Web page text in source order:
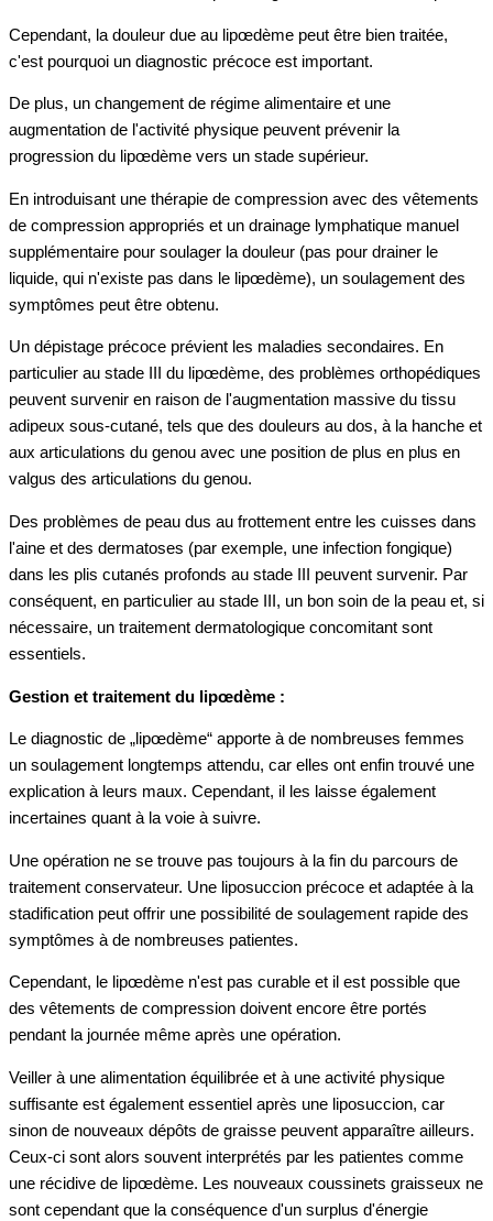
Cependant, la douleur due au lipœdème peut être bien traitée,
c'est pourquoi un diagnostic précoce est important.
De plus, un changement de régime alimentaire et une
augmentation de l'activité physique peuvent prévenir la
progression du lipœdème vers un stade supérieur.
En introduisant une thérapie de compression avec des vêtements
de compression appropriés et un drainage lymphatique manuel
supplémentaire pour soulager la douleur (pas pour drainer le
liquide, qui n'existe pas dans le lipœdème), un soulagement des
symptômes peut être obtenu.
Un dépistage précoce prévient les maladies secondaires. En
particulier au stade III du lipœdème, des problèmes orthopédiques
peuvent survenir en raison de l'augmentation massive du tissu
adipeux sous-cutané, tels que des douleurs au dos, à la hanche et
aux articulations du genou avec une position de plus en plus en
valgus des articulations du genou.
Des problèmes de peau dus au frottement entre les cuisses dans
l'aine et des dermatoses (par exemple, une infection fongique)
dans les plis cutanés profonds au stade III peuvent survenir. Par
conséquent, en particulier au stade III, un bon soin de la peau et, si
nécessaire, un traitement dermatologique concomitant sont
essentiels.
Gestion et traitement du lipœdème :
Le diagnostic de „lipœdème“ apporte à de nombreuses femmes
un soulagement longtemps attendu, car elles ont enfin trouvé une
explication à leurs maux. Cependant, il les laisse également
incertaines quant à la voie à suivre.
Une opération ne se trouve pas toujours à la fin du parcours de
traitement conservateur. Une liposuccion précoce et adaptée à la
stadification peut offrir une possibilité de soulagement rapide des
symptômes à de nombreuses patientes.
Cependant, le lipœdème n'est pas curable et il est possible que
des vêtements de compression doivent encore être portés
pendant la journée même après une opération.
Veiller à une alimentation équilibrée et à une activité physique
suffisante est également essentiel après une liposuccion, car
sinon de nouveaux dépôts de graisse peuvent apparaître ailleurs.
Ceux-ci sont alors souvent interprétés par les patientes comme
une récidive de lipœdème. Les nouveaux coussinets graisseux ne
sont cependant que la conséquence d'un surplus d'énergie